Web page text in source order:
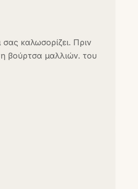
καλωσορίζει. Πριν
βούρτσα μαλλιών. του